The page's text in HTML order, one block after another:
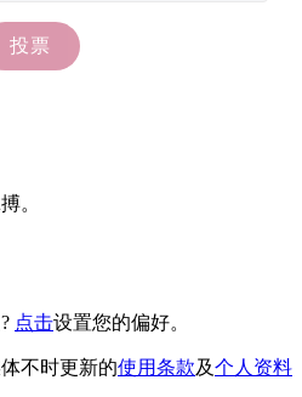
。
点击设置您的偏好。
不时更新的使用条款及个人资料